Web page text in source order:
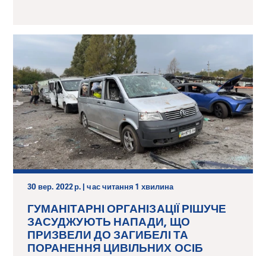
30 вер. 2022 р. | час читання 1 хвилина
ГУМАНІТАРНІ ОРГАНІЗАЦІЇ РІШУЧЕ
ЗАСУДЖУЮТЬ НАПАДИ, ЩО
ПРИЗВЕЛИ ДО ЗАГИБЕЛІ ТА
ПОРАНЕННЯ ЦИВІЛЬНИХ ОСІБ